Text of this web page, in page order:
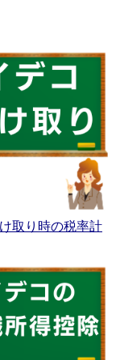
取り時の税率計